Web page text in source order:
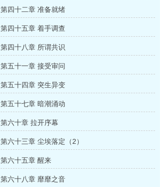
第四十二章 准备就绪
第四十五章 着手调查
第四十八章 所谓共识
第五十一章 接受审问
第五十四章 突生异变
第五十七章 暗潮涌动
第六十章 拉开序幕
第六十三章 尘埃落定（2）
第六十五章 醒来
第六十八章 靡靡之音